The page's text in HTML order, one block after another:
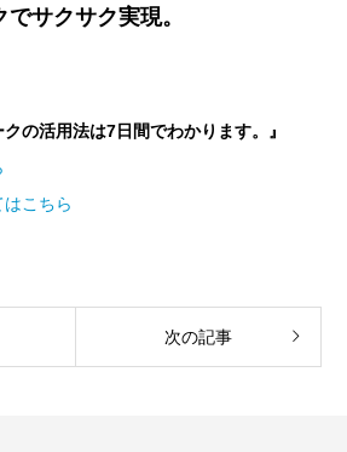
サクサク実現。
の活用法は7日間でわかります。』
こちら
次の記事